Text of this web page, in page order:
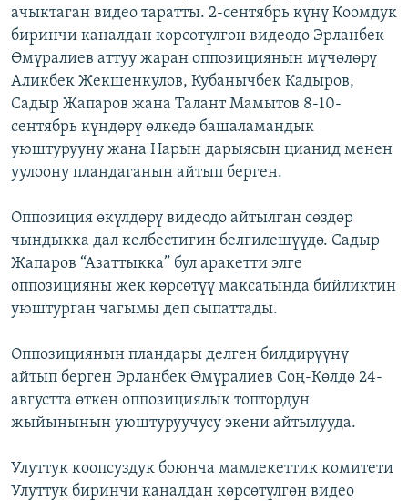
ЭЖЕ-СИҢДИЛЕР
АЗАТТЫК+
ЫҢГАЙСЫЗ СУРООЛОР
ОНЛАЙН ШЕРИНЕ
ЭЕ/АРнун бардык сайттары
ачыктаган видео таратты. 2-сентябрь күнү Коомдук
биринчи каналдан көрсөтүлгөн видеодо Эрланбек
Өмүралиев аттуу жаран оппозициянын мүчөлөрү
Аликбек Жекшенкулов, Кубанычбек Кадыров,
Садыр Жапаров жана Талант Мамытов 8-10-
сентябрь күндөрү өлкөдө башаламандык
уюштурууну жана Нарын дарыясын цианид менен
уулоону пландаганын айтып берген.
Оппозиция өкүлдөрү видеодо айтылган сөздөр
чындыкка дал келбестигин белгилешүүдө. Садыр
Жапаров “Азаттыкка” бул аракетти элге
оппозицияны жек көрсөтүү максатында бийликтин
уюштурган чагымы деп сыпаттады.
Оппозициянын пландары делген билдирүүнү
айтып берген Эрланбек Өмүралиев Соң-Көлдө 24-
августта өткөн оппозициялык топтордун
жыйынынын уюштуруучусу экени айтылууда.
Улуттук коопсуздук боюнча мамлекеттик комитети
Улуттук биринчи каналдан көрсөтүлгөн видео